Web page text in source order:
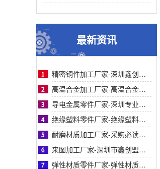
最新资讯
精密铜件加工厂家-深圳鑫创盟精密铜件加工：高精度、快交期、定制化优选方案的首选商家
高温合金加工厂家-高温合金加工采购指南：鑫创盟精密工艺对比与客户案例信任背书详解篇
导电金属零件厂家-深圳专业导电金属零件厂家鑫创盟：采购必读，品质与成本平衡之道
绝缘塑料零件厂家-绝缘塑料零件厂家采购指南：鑫创盟精密定制品质可靠降本增效首选方案
耐磨材质加工厂家-采购必读：耐磨材质加工厂家如何选？鑫创盟高耐磨低成本方案权威解析
来图加工厂家-深圳市鑫创盟机电技术有限公司来图加工厂家专业定制服务精准高效值得信赖
弹性材质零件厂家-弹性材质零件采购参考：深圳鑫创盟工艺、服务与客户案例对比详解指南